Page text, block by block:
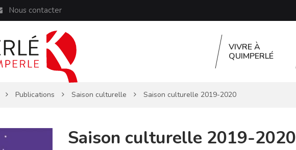
Nous contacter
VIVRE À
QUIMPERLÉ
Publications Saison culturelle Saison culturelle 2019-2020
Saison culturelle 2019-2020